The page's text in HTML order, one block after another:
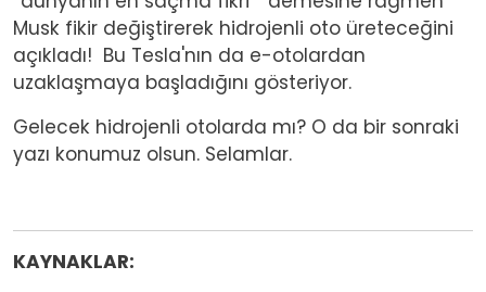
Musk fikir değiştirerek hidrojenli oto üreteceğini
açıkladı! Bu Tesla'nın da e-otolardan
uzaklaşmaya başladığını gösteriyor.
Gelecek hidrojenli otolarda mı? O da bir sonraki
yazı konumuz olsun. Selamlar.
KAYNAKLAR: